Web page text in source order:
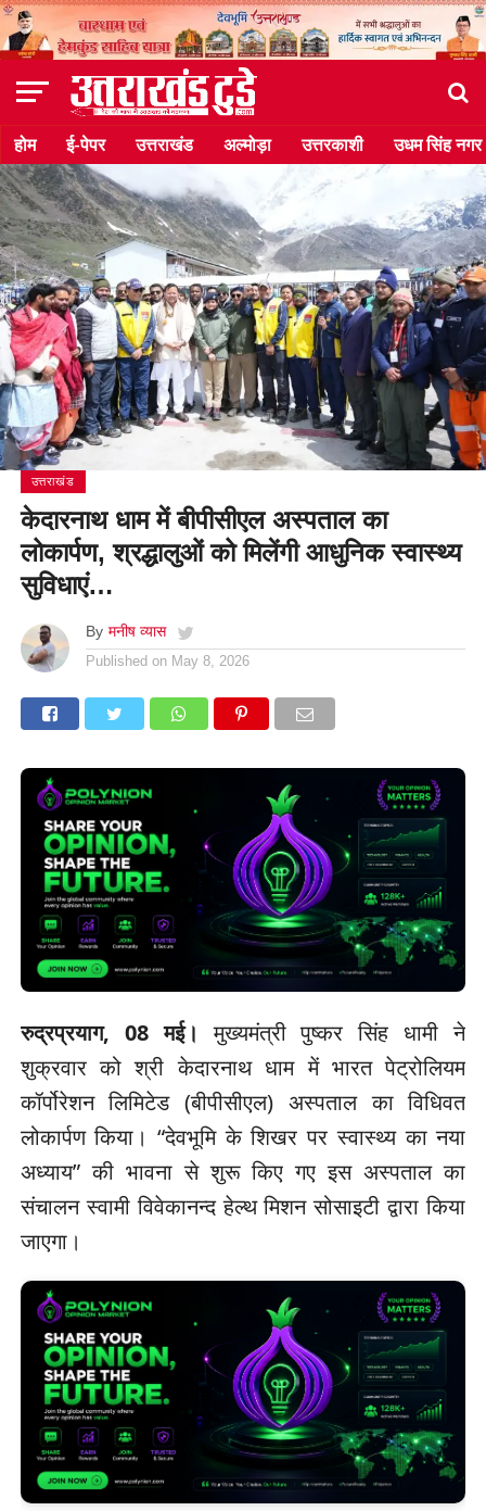
होम ई-पेपर उत्तराखंड अल्मोड़ा उत्तरकाशी उधम सिंह नगर
उत्तराखंड
केदारनाथ धाम में बीपीसीएल अस्पताल का
लोकार्पण, श्रद्धालुओं को मिलेंगी आधुनिक स्वास्थ्य
सुविधाएं…
By मनीष व्यास
Published on May 8, 2026
रुद्रप्रयाग, 08 मई। मुख्यमंत्री पुष्कर सिंह धामी ने
शुक्रवार को श्री केदारनाथ धाम में भारत पेट्रोलियम
कॉर्पोरेशन लिमिटेड (बीपीसीएल) अस्पताल का विधिवत
लोकार्पण किया। “देवभूमि के शिखर पर स्वास्थ्य का नया
अध्याय” की भावना से शुरू किए गए इस अस्पताल का
संचालन स्वामी विवेकानन्द हेल्थ मिशन सोसाइटी द्वारा किया
जाएगा।